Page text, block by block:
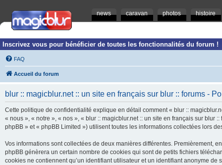
news caravan photos histoire
Inscrivez vous pour bénéficier de toutes les fonctionnalités du forum !
FAQ
Accueil du forum
blur :: magicblur.net :: un site en français sur blur :: forums -
Cette politique de confidentialité explique en détail comment « blur ::
« nous », « notre », « nos », « blur :: magicblur.net :: un site en français sur blur
phpBB » et « phpBB Limited ») utilisent toutes les informations collectées lors
Vos informations sont collectées de deux manières différentes. Premièrement,
phpBB génèrera un certain nombre de cookies qui sont de petits fichiers
cookies ne contiennent qu’un identifiant utilisateur et un identifiant anonyme